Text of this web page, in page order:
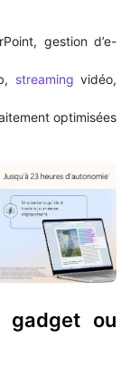
gestion d’e-
streaming vidéo,
optimisées
ou